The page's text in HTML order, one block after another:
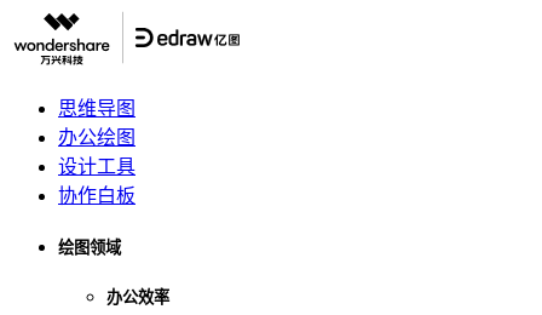
思维导图
办公绘图
设计工具
协作白板
绘图领域
办公效率